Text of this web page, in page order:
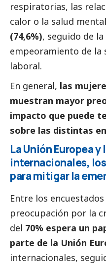
respiratorias, las
calor o la salud
(74,6%), seguido de
empeoramiento de la
laboral.
En general, las
muestran mayor
impacto que puede
sobre las distintas
La Unión Europea
internacionales,
para mitigar la
Entre los
preocupación por la
del 70% espera un
parte de la Unión
internacionales,